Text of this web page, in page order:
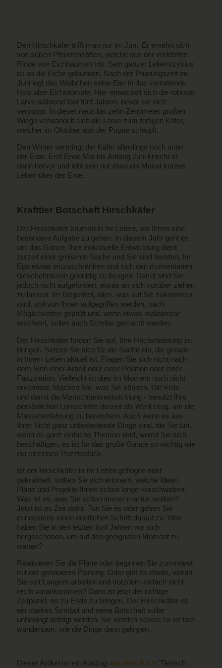
Den Hirschkäfer trifft man nur im Juni. Er ernährt sich
von süßen Pflanzensäften, welche aus der verletzten
Rinde von Eichbäumen tritt. Sein ganzer Lebenszyklus
ist an die Eiche gebunden. Nach der Paarungszeit im
Juni legt das Weibchen seine Eier in das verrottende
Holz alter Eichstümpfe. Hier entwickelt sich die robuste
Larve während fast fünf Jahren, bevor sie sich
verpuppt. In dieser neun bis zehn Zentimeter großen
Wiege verwandelt sich die Larve zum fertigen Käfer,
welcher im Oktober aus der Puppe schlüpft.
Den Winter verbringt der Käfer allerdings noch unter
der Erde. Erst Ende Mai bis Anfang Juni kriecht er
dann hervor und lebt sein nur etwa ein Monat kurzes
Leben über der Erde.
Krafttier Botschaft Hirschkäfer
Der Hirschkäfer brummt in Ihr Leben, um Ihnen eine
besondere Aufgabe zu geben. In diesem Jahr geht es
um das Ganze. Ihre individuelle Entwicklung dient
zurzeit einer größeren Sache und Sie sind berufen, Ihr
Ego etwas einzuschränken und sich den momentanen
Geschehnissen geduldig zu beugen. Damit sind Sie
jedoch nicht aufgefordert, etwas an sich vorüber ziehen
zu lassen. Im Gegenteil, alles, was auf Sie zukommen
wird, soll von Ihnen aufgegriffen werden, nach
Möglichkeiten geprüft und, wenn etwas realisierbar
erscheint, sollen auch Schritte gemacht werden.
Der Hirschkäfer fordert Sie auf, Ihre Höchstleistung zu
bringen. Setzen Sie sich für die Sache ein, die gerade
in Ihrem Leben aktuell ist. Fragen Sie sich nicht nach
dem Sinn einer Arbeit oder einer Position oder einer
Faszination. Vielleicht ist dies im Moment noch nicht
erkennbar. Machen Sie, was Sie können. Die Erde –
und damit die Menschheitsentwicklung - benutzt Ihre
persönlichen Lernschritte derzeit als Werkzeug, um die
Massenerfahrung zu bereichern. Auch wenn es aus
Ihrer Sicht ganz unbedeutende Dinge sind, die Sie tun,
wenn es ganz einfache Themen sind, womit Sie sich
beschäftigen, es ist für das große Ganze so wichtig wie
ein einzelnes Puzzlestück.
Ist der Hirschkäfer in Ihr Leben geflogen oder
gekrabbelt, sollten Sie sich erinnern, welche Ideen,
Pläne und Projekte Ihnen schon lange vorschweben.
Was ist es, was Sie schon immer mal tun wollten?
Jetzt ist es Zeit dafür. Tun Sie es oder gehen Sie
mindestens einen deutlichen Schritt darauf zu. Was
haben Sie in den letzten fünf Jahren vor sich
hergeschoben, um auf den geeigneten Moment zu
warten?
Realisieren Sie die Pläne oder beginnen Sie zumindest
mit der genaueren Planung. Oder gibt es etwas, woran
Sie seit Langem arbeiten und trotzdem einfach nicht
recht vorankommen? Dann ist jetzt der richtige
Zeitpunkt, es zu Ende zu bringen. Der Hirschkäfer ist
ein starkes Symbol und seine Botschaft sollte
unbedingt befolgt werden. Sie werden sehen, es ist fast
wundersam, wie die Dinge dann gelingen.
Dieser Artikel ist ein Auszug aus dem Buch "Tierisch